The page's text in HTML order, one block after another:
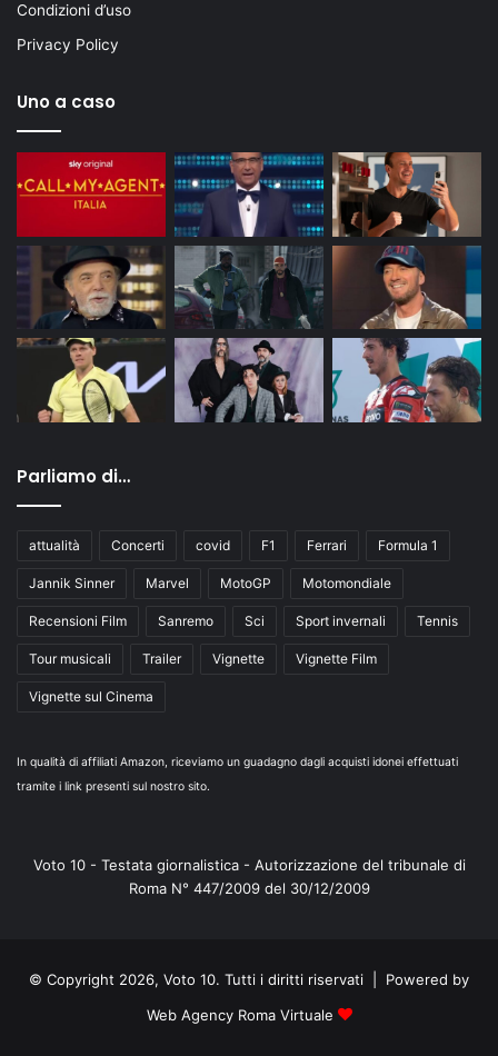
Condizioni d’uso
Privacy Policy
Uno a caso
Parliamo di…
attualità Concerti covid F1 Ferrari Formula 1
Jannik Sinner Marvel MotoGP Motomondiale
Recensioni Film Sanremo Sci Sport invernali Tennis
Tour musicali Trailer Vignette Vignette Film
Vignette sul Cinema
In qualità di affiliati Amazon, riceviamo un guadagno dagli acquisti idonei effettuati
tramite i link presenti sul nostro sito.
Voto 10 - Testata giornalistica - Autorizzazione del tribunale di
Roma N° 447/2009 del 30/12/2009
© Copyright 2026, Voto 10. Tutti i diritti riservati | Powered by
Web Agency Roma Virtuale